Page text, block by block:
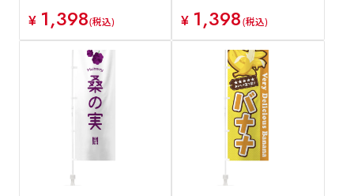
¥ 1,398(税込) ¥ 1,398(税込)